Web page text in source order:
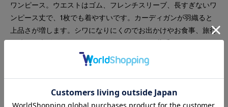
ワンピース。ウエストはゴム、フレンチスリーブ、長すぎないワ
ンピース丈で、1枚でも着やすいです。カーディガンが羽織ると
上品さが増します。シワになりにくのでお出かけやお食事、旅行
の時にも大活躍なワンピースです。綿100%の薄手のカーディガ
ンはベーシックなデザイン、シルエットで1枚あると重宝しま
#ワンピース #休日 #女子会 #デート